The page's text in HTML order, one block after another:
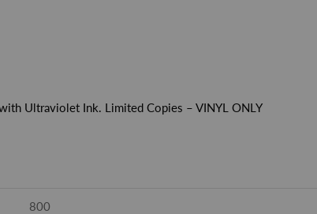
Ultraviolet Ink. Limited Copies – VINYL ONLY
800